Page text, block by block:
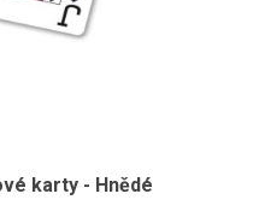
karty - Hnědé